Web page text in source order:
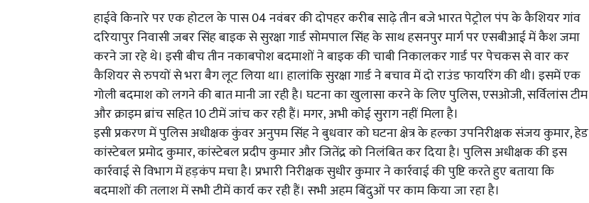
हाईवे किनारे पर एक होटल के पास 04 नवंबर की दोपहर करीब साढ़े तीन बजे भारत पेट्रोल पंप के कैशियर गांव
दरियापुर निवासी जबर सिंह बाइक से सुरक्षा गार्ड सोमपाल सिंह के साथ हसनपुर मार्ग पर एसबीआई में कैश जमा
करने जा रहे थे। इसी बीच तीन नकाबपोश बदमाशों ने बाइक की चाबी निकालकर गार्ड पर पेचकस से वार कर
कैशियर से रुपयों से भरा बैग लूट लिया था। हालांकि सुरक्षा गार्ड ने बचाव में दो राउंड फायरिंग की थी। इसमें एक
गोली बदमाश को लगने की बात मानी जा रही है। घटना का खुलासा करने के लिए पुलिस, एसओजी, सर्विलांस टीम
और क्राइम ब्रांच सहित 10 टीमें जांच कर रही हैं। मगर, अभी कोई सुराग नहीं मिला है।
इसी प्रकरण में पुलिस अधीक्षक कुंवर अनुपम सिंह ने बुधवार को घटना क्षेत्र के हल्का उपनिरीक्षक संजय कुमार, हेड
कांस्टेबल प्रमोद कुमार, कांस्टेबल प्रदीप कुमार और जितेंद्र को निलंबित कर दिया है। पुलिस अधीक्षक की इस
कार्रवाई से विभाग में हड़कंप मचा है। प्रभारी निरीक्षक सुधीर कुमार ने कार्रवाई की पुष्टि करते हुए बताया कि
बदमाशों की तलाश में सभी टीमें कार्य कर रही हैं। सभी अहम बिंदुओं पर काम किया जा रहा है।